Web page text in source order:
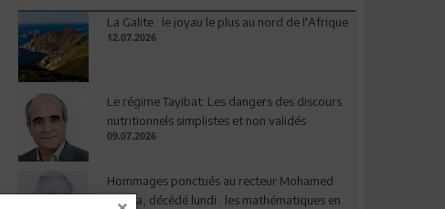
La Galite : le joyau le plus au nord de l'Afrique
12.07.2026
Le régime Tayibat: Les dangers des discours
nutritionnels simplistes et non validés
09.07.2026
Hommages ponctués au recteur Mohamed
Amara, décédé lundi : les mathématiques en